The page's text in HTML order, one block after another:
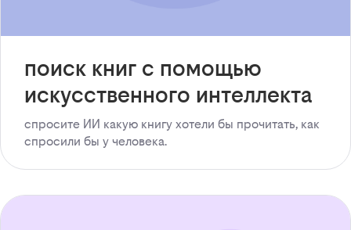
поиск книг с помощью
искусственного интеллекта
спросите ИИ какую книгу хотели бы прочитать, как
спросили бы у человека.